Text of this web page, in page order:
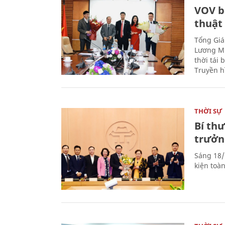
VOV
thuật
Tổng
Lương
thời tái
Truyền
THỜI SỰ
Bí
Sáng
kiện